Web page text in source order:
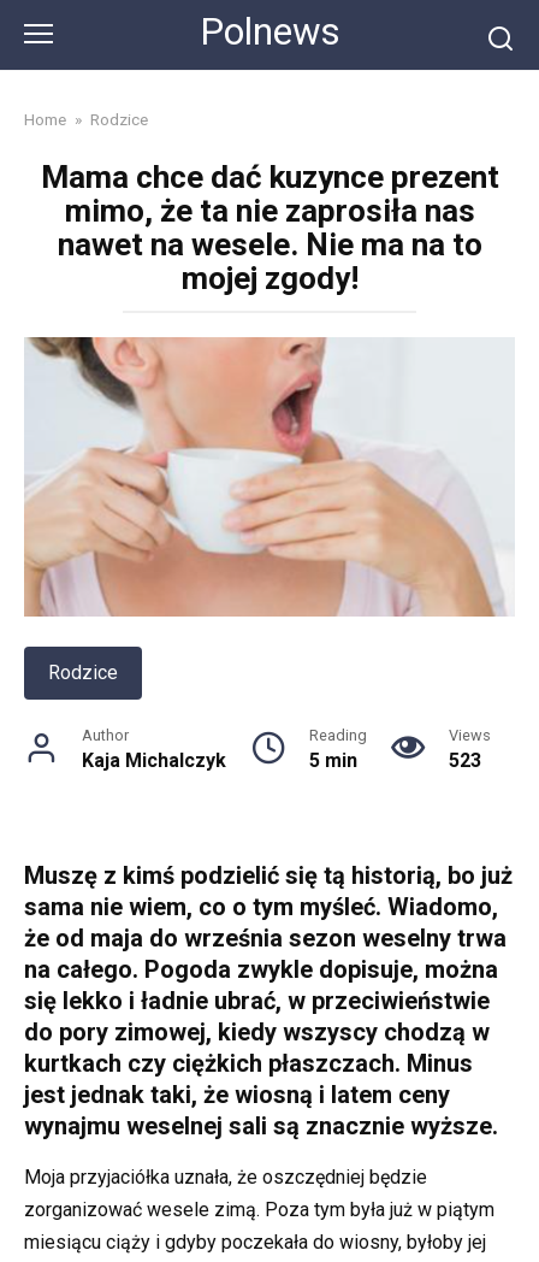
content
Polnews
Home » Rodzice
Mama chce dać kuzynce prezent
mimo, że ta nie zaprosiła nas
nawet na wesele. Nie ma na to
mojej zgody!
Rodzice
Author
Kaja Michalczyk
Reading
5 min
Views
523
Muszę z kimś podzielić się tą historią, bo już
sama nie wiem, co o tym myśleć. Wiadomo,
że od maja do września sezon weselny trwa
na całego. Pogoda zwykle dopisuje, można
się lekko i ładnie ubrać, w przeciwieństwie
do pory zimowej, kiedy wszyscy chodzą w
kurtkach czy ciężkich płaszczach. Minus
jest jednak taki, że wiosną i latem ceny
wynajmu weselnej sali są znacznie wyższe.
Moja przyjaciółka uznała, że oszczędniej będzie
zorganizować wesele zimą. Poza tym była już w piątym
miesiącu ciąży i gdyby poczekała do wiosny, byłoby jej